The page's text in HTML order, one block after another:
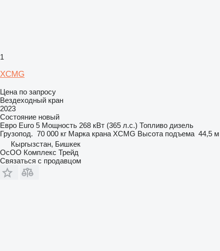
1
XCMG
Цена по запросу
Вездеходный кран
2023
Состояние новый
Евро Euro 5 Мощность 268 кВт (365 л.с.) Топливо дизель
Грузопод. 70 000 кг Марка крана XCMG Высота подъема 44,5 м
Кыргызстан, Бишкек
ОсОО Комплекс Трейд
Связаться с продавцом